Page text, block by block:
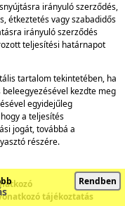
Rendben
irányuló szerződés,
étkeztetés vagy szabadidős
irányuló szerződés
teljesítési határnapot
tartalom tekintetében, ha
kezdte meg
egyidejűleg
a teljesítés
jogát, továbbá a
részére.
tájékoztatás